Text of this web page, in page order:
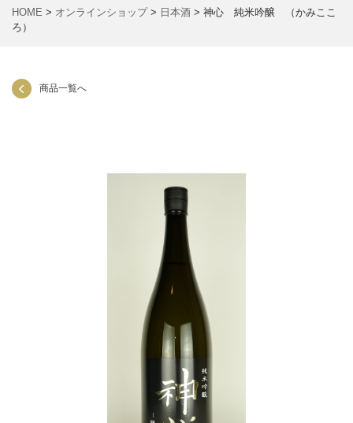
HOME > オンラインショップ> 日本酒 > 神心 純米吟醸 （かみここ
ろ）
商品一覧へ